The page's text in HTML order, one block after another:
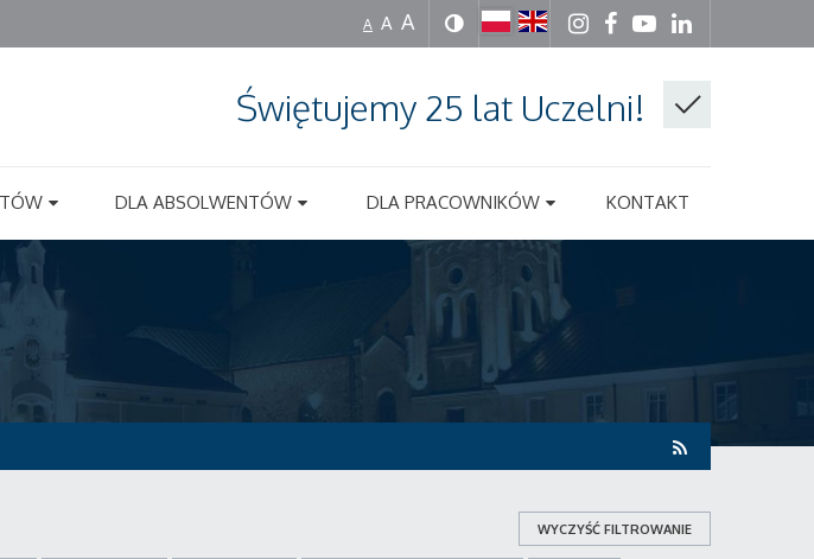
A A A
Świętujemy 25 lat Uczelni!
DLA ABSOLWENTÓW DLA PRACOWNIKÓW KONTAKT
WYCZYŚĆ FILTROWANIE